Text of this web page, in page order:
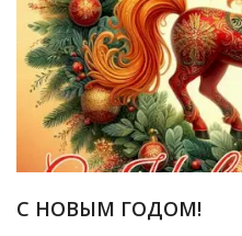
С НОВЫМ ГОДОМ!